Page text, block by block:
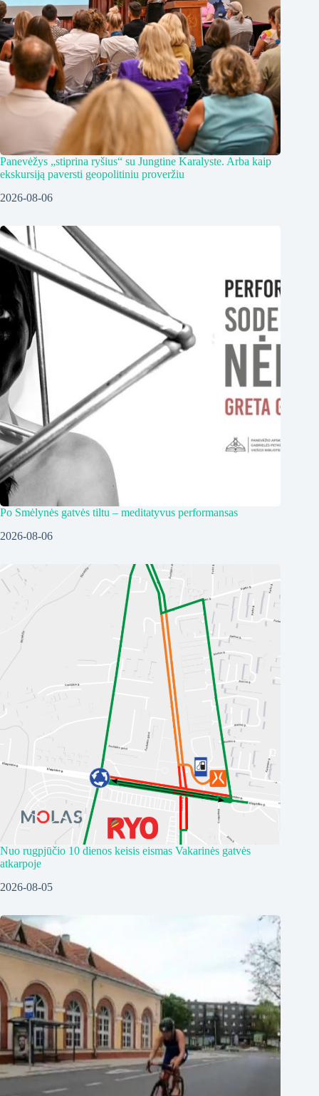
Panevėžys „stiprina ryšius“ su Jungtine Karalyste. Arba kaip
ekskursiją paversti geopolitiniu proveržiu
2026-08-06
Po Smėlynės gatvės tiltu – meditatyvus performansas
2026-08-06
Nuo rugpjūčio 10 dienos keisis eismas Vakarinės gatvės
atkarpoje
2026-08-05